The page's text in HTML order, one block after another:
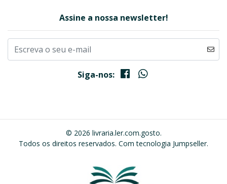
Assine a nossa newsletter!
Siga-nos:
© 2026 livraria.ler.com.gosto.
Todos os direitos reservados. Com tecnologia Jumpseller.